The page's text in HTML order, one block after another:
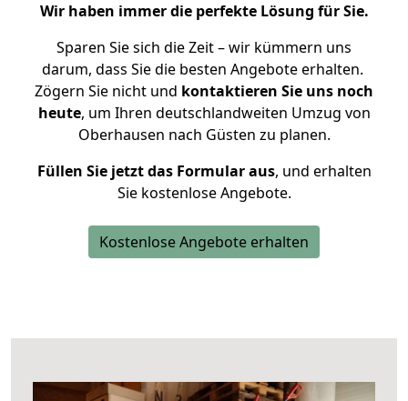
Wir haben immer die perfekte Lösung für Sie.
Sparen Sie sich die Zeit – wir kümmern uns
darum, dass Sie die besten Angebote erhalten.
Zögern Sie nicht und kontaktieren Sie uns noch
heute, um Ihren deutschlandweiten Umzug von
Oberhausen nach Güsten zu planen.
Füllen Sie jetzt das Formular aus, und erhalten
Sie kostenlose Angebote.
Kostenlose Angebote erhalten